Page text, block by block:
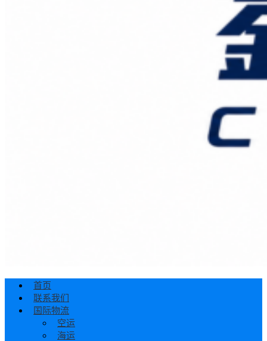
首页
联系我们
国际物流
空运
海运